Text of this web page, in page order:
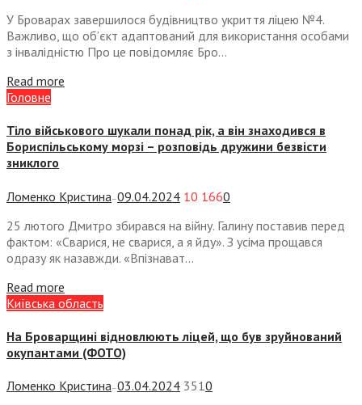
У Броварах завершилося будівництво укриття ліцею №4.
Важливо, що об’єкт адаптований для використання особами
з інвалідністю Про це повідомляє Бро...
Read more
Головне
Тіло військового шукали понад рік, а він знаходився в
Бориспільському морзі – розповідь дружини безвісти
зниклого
Ломенко Кристина —09.04.2024 10 1660
25 лютого Дмитро збирався на війну. Галину поставив перед
фактом: «Сварися, не сварися, а я йду». З усіма прощався
одразу як назавжди. «Впізнават...
Read more
Київська область
На Броварщині відновлюють ліцей, що був зруйнований
окупантами (ФОТО)
Ломенко Кристина—03.04.2024 3510